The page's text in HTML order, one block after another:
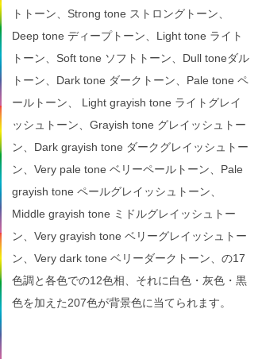
トトーン、Strong tone ストロングトーン、
Deep tone ディープトーン、Light tone ライト
トーン、Soft tone ソフトトーン、Dull toneダル
トーン、Dark tone ダークトーン、Pale tone ペ
ールトーン、 Light grayish tone ライトグレイ
ッシュトーン、Grayish tone グレイッシュトー
ン、Dark grayish tone ダークグレイッシュトー
ン、Very pale tone ベリーペールトーン、Pale
grayish tone ペールグレイッシュトーン、
Middle grayish tone ミドルグレイッシュトー
ン、Very grayish tone ベリーグレイッシュトー
ン、Very dark tone ベリーダークトーン、の17
色調と各色での12色相、それに白色・灰色・黒
色を加えた207色が背景色に当てられます。